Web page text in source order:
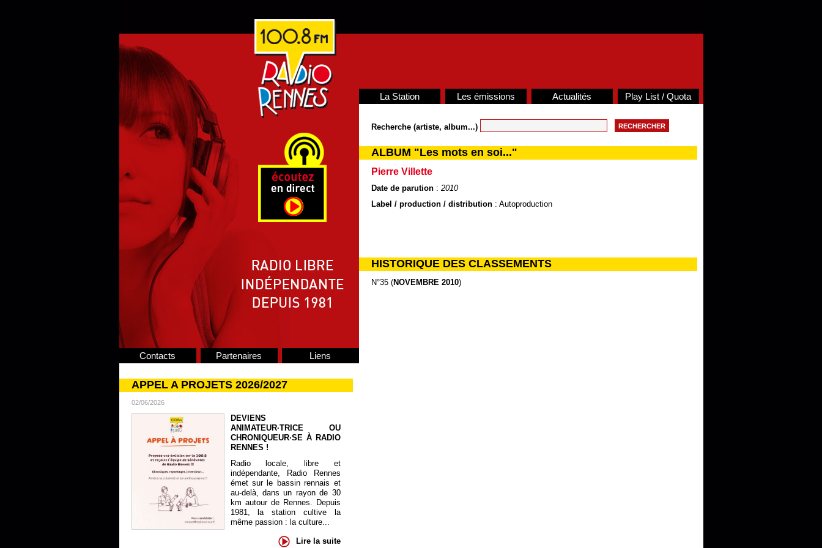
Contacts Partenaires Liens
APPEL A PROJETS 2026/2027
02/06/2026
DEVIENS
ANIMATEUR·TRICE OU
CHRONIQUEUR·SE À RADIO
RENNES !
Radio locale, libre et
indépendante, Radio Rennes
émet sur le bassin rennais et
au-delà, dans un rayon de 30
km autour de Rennes. Depuis
1981, la station cultive la
même passion : la culture...
Lire la suite
La Station Les émissions Actualités Play List / Quota
Recherche (artiste, album...)
ALBUM "Les mots en soi..."
Pierre Villette
Date de parution: 2010
Label / production / distribution: Autoproduction
HISTORIQUE DES CLASSEMENTS
N°35 (NOVEMBRE 2010)